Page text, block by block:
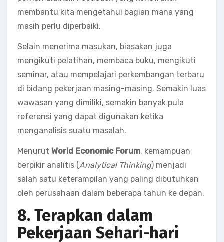
membantu kita mengetahui bagian mana yang
masih perlu diperbaiki.
Selain menerima masukan, biasakan juga
mengikuti pelatihan, membaca buku, mengikuti
seminar, atau mempelajari perkembangan terbaru
di bidang pekerjaan masing-masing. Semakin luas
wawasan yang dimiliki, semakin banyak pula
referensi yang dapat digunakan ketika
menganalisis suatu masalah.
Menurut World Economic Forum, kemampuan
berpikir analitis (Analytical Thinking) menjadi
salah satu keterampilan yang paling dibutuhkan
oleh perusahaan dalam beberapa tahun ke depan.
8. Terapkan dalam
Pekerjaan Sehari-hari